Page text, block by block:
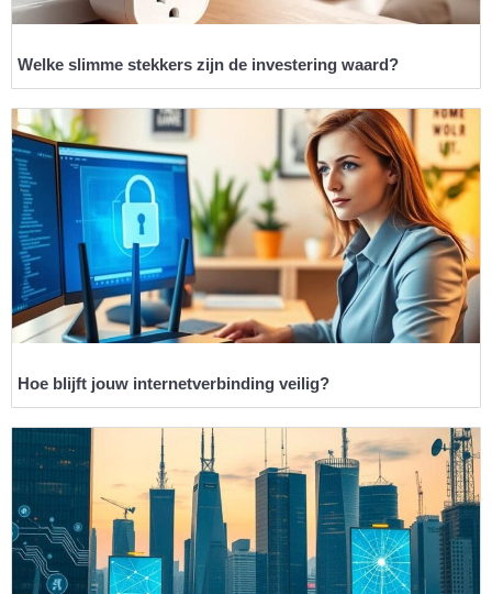
Welke slimme stekkers zijn de investering waard?
Hoe blijft jouw internetverbinding veilig?